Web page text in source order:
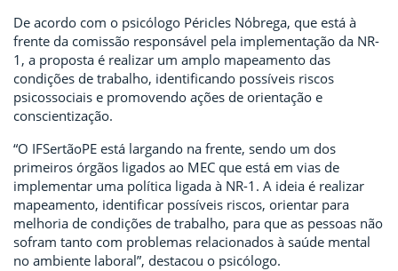
De acordo com o psicólogo Péricles Nóbrega, que está à
frente da comissão responsável pela implementação da NR-
1, a proposta é realizar um amplo mapeamento das
condições de trabalho, identificando possíveis riscos
psicossociais e promovendo ações de orientação e
conscientização.
“O IFSertãoPE está largando na frente, sendo um dos
primeiros órgãos ligados ao MEC que está em vias de
implementar uma política ligada à NR-1. A ideia é realizar
mapeamento, identificar possíveis riscos, orientar para
melhoria de condições de trabalho, para que as pessoas não
sofram tanto com problemas relacionados à saúde mental
no ambiente laboral”, destacou o psicólogo.